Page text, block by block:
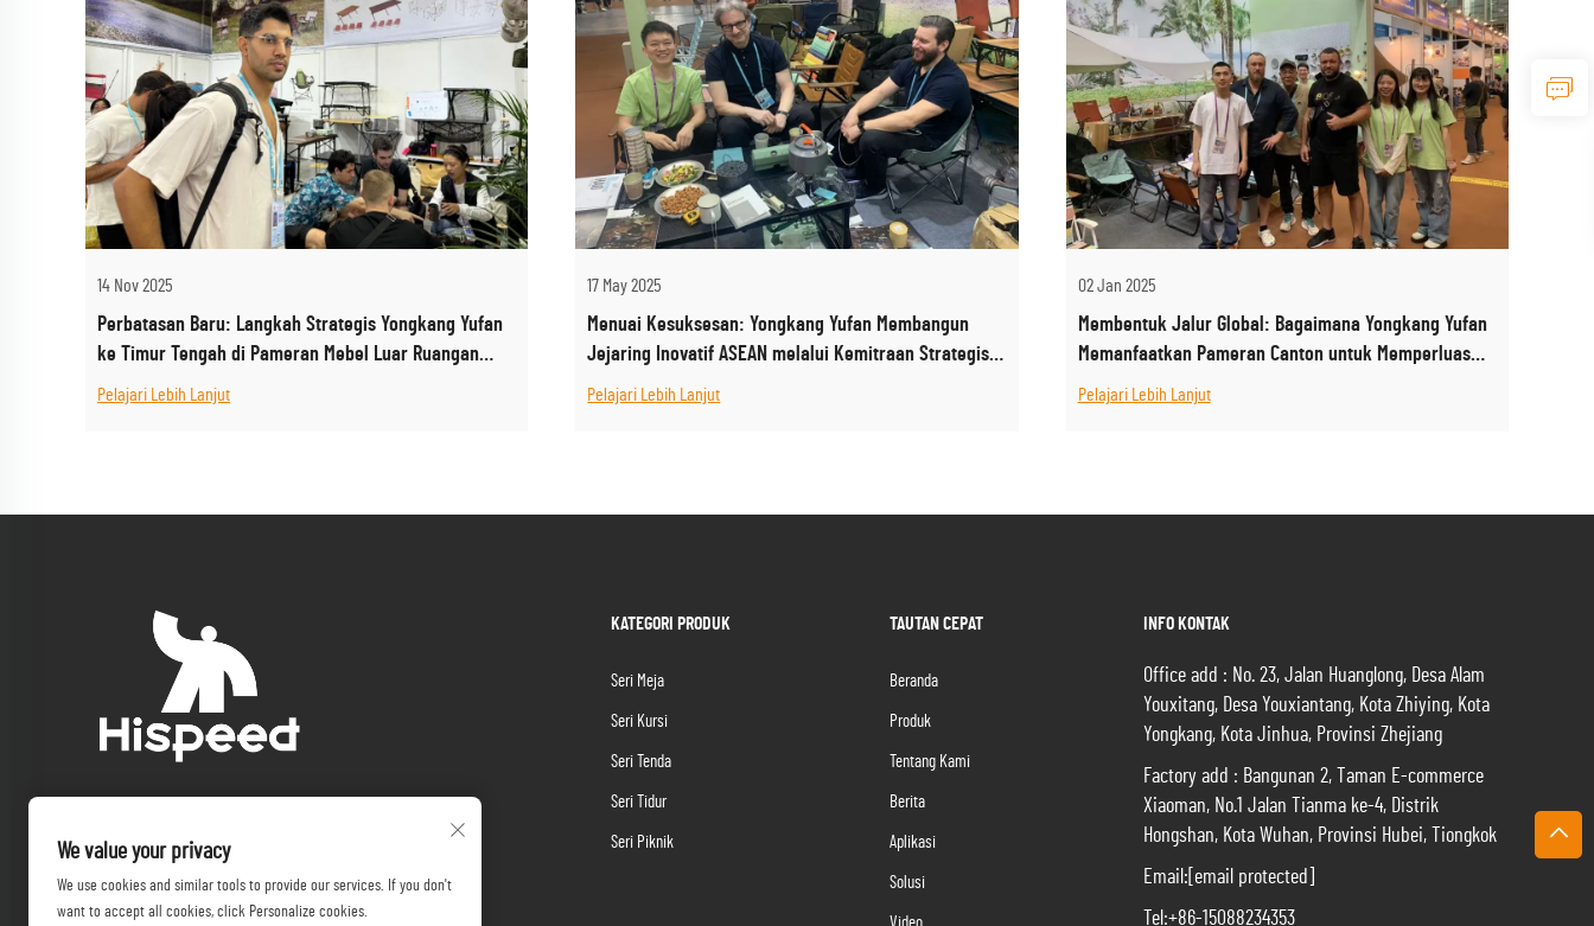
14 Nov 2025
Perbatasan Baru: Langkah Strategis Yongkang Yufan
ke Timur Tengah di Pameran Mebel Luar Ruangan
Jeddah
Pelajari Lebih Lanjut
17 May 2025
Menuai Kesuksesan: Yongkang Yufan Membangun
Jejaring Inovatif ASEAN melalui Kemitraan Strategis
dengan Rantai Kopi Vietnam
Pelajari Lebih Lanjut
02 Jan 2025
Membentuk Jalur Global: Bagaimana Yongkang Yufan
Memanfaatkan Pameran Canton untuk Memperluas
Jangkauan Internasionalnya
Pelajari Lebih Lanjut
KATEGORI PRODUK
Seri Meja
Seri Kursi
Seri Tenda
Seri Tidur
Seri Piknik
TAUTAN CEPAT
Beranda
Produk
Tentang Kami
Berita
Aplikasi
Solusi
INFO KONTAK
Office add : No. 23, Jalan Huanglong, Desa Alam
Youxitang, Desa Youxiantang, Kota Zhiying, Kota
Yongkang, Kota Jinhua, Provinsi Zhejiang
Factory add : Bangunan 2, Taman E-commerce
Xiaoman, No.1 Jalan Tianma ke-4, Distrik
Hongshan, Kota Wuhan, Provinsi Hubei, Tiongkok
Email: [email protected]
Tel:+86-15088234353
We value your privacy
We use cookies and similar tools to provide our services. If you don't
want to accept all cookies, click Personalize cookies.